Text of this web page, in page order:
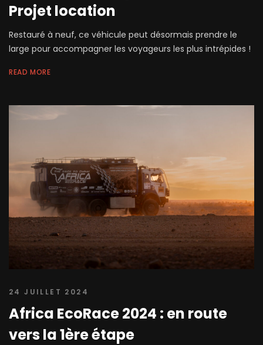
Projet location
Restauré à neuf, ce véhicule peut désormais prendre le
large pour accompagner les voyageurs les plus intrépides !
READ MORE
24 JUILLET 2024
Africa EcoRace 2024 : en route
vers la 1ère étape